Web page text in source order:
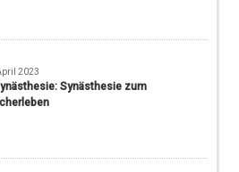
2023
Synästhesie zum